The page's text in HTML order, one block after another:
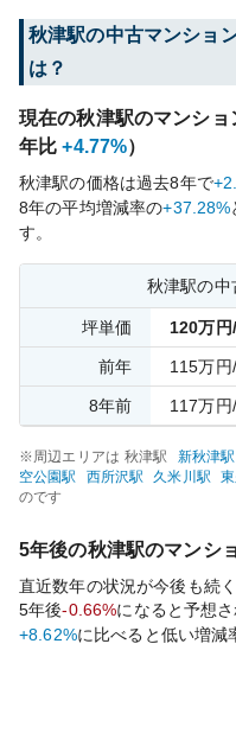
秋津駅の中古マンショ
は？
現在の秋津駅のマンショ
年比 +4.77%）
秋津駅の価格は過去8年で
8年の平均増減率の+37.28%
す。
秋津駅の中
坪単価 120万円
前年 115万円
8年前 117万円
※周辺エリアは 秋津駅 新秋津駅
空公園駅 西所沢駅 久米川駅
のです
5年後の秋津駅のマンシ
直近数年の状況が今後も続
5年後-0.66%になると予想
+8.62%に比べると低い増減